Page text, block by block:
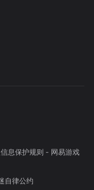
息保护规则 - 网易游戏
自律公约